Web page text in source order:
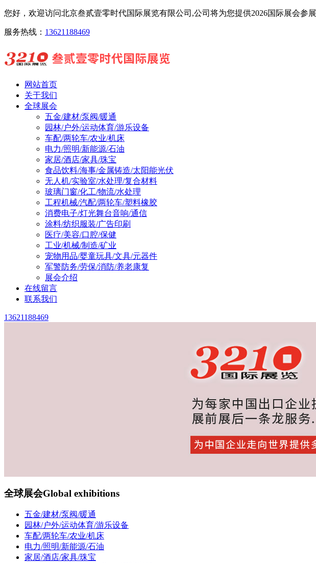
您好，欢迎访问北京叁贰壹零时代国际展览有限公司,公司将为您提供2026国际展会参展
服务热线： 13621188469
网站首页
关于我们
全球展会
五金/建材/泵阀/暖通
园林/户外/运动体育/游乐设备
车配/两轮车/农业/机床
电力/照明/新能源/石油
家居/酒店/家具/珠宝
食品饮料/海事/金属铸造/太阳能光伏
无人机/实验室/水处理/复合材料
玻璃门窗/化工/物流/水处理
工程机械/汽配/两轮车/塑料橡胶
消费电子/灯光舞台音响/通信
涂料/纺织服装/广告印刷
医疗/美容/口腔/保健
工业/机械/制造/矿业
宠物用品/婴童玩具/文具/元器件
军警防务/劳保/消防/养老康复
展会介绍
在线留言
联系我们
13621188469
全球展会Global exhibitions
五金/建材/泵阀/暖通
园林/户外/运动体育/游乐设备
车配/两轮车/农业/机床
电力/照明/新能源/石油
家居/酒店/家具/珠宝